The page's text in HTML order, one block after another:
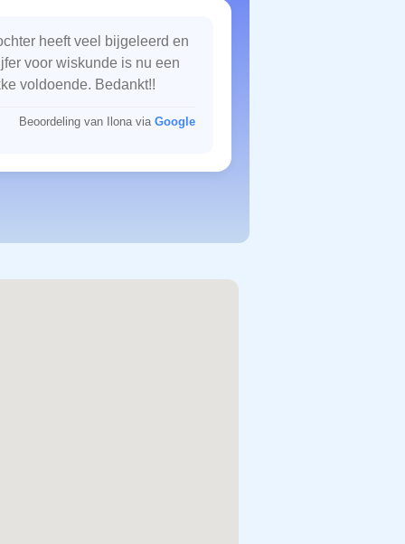
heeft veel bijgeleerd en
voor wiskunde is nu een
voldoende. Bedankt!!
Beoordeling van Ilona via Google